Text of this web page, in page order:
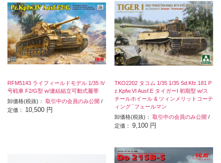
RFM5143 ライフィールドモデル 1/35 Ⅳ
号戦車 F2/G型 w/連結組立可動式履帯
卸価格(税抜)： 取引中の会員のみ公開 /
定価： 10,500 円
TKO2202 タコム 1/35 1/35 Sd.Kfz.181 P
z.Kpfw.VI Ausf.E タイガーI 初期型 w/ス
チールホイール & ツィンメリットコーテ
ィング `フェールマン
卸価格(税抜)：取引中の会員のみ公開 /
定価：9,100 円